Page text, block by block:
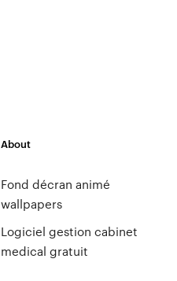
About
Fond décran animé
wallpapers
Logiciel gestion cabinet
medical gratuit